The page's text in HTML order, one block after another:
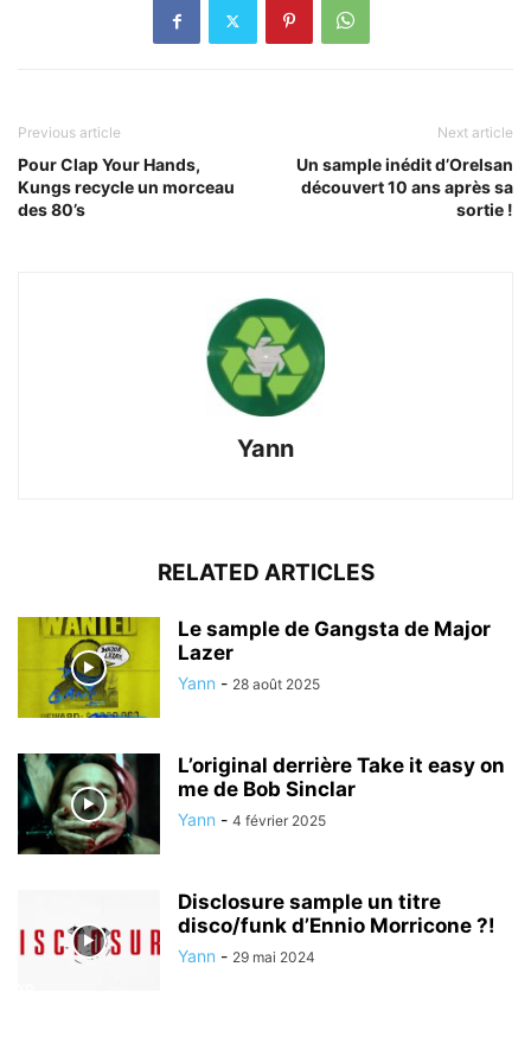
Previous article
Pour Clap Your Hands,
Kungs recycle un morceau
des 80’s
Next article
Un sample inédit d’Orelsan
découvert 10 ans après sa
sortie !
Yann
RELATED ARTICLES
Le sample de Gangsta de Major
Lazer
Yann - 28 août 2025
L’original derrière Take it easy on
me de Bob Sinclar
Yann - 4 février 2025
Disclosure sample un titre
disco/funk d’Ennio Morricone ?!
Yann - 29 mai 2024